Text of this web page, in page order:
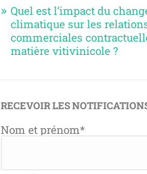
Quel est l’impact du
climatique sur les
commerciales
matière vitivinicole ?
RECEVOIR LES
Nom et prénom*